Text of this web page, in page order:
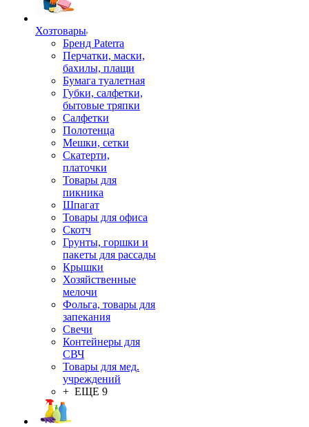
Хозтовары
Бренд Paterra
Перчатки, маски,
бахилы, плащи
Бумага туалетная
Губки, салфетки,
бытовые тряпки
Салфетки
Полотенца
Мешки, сетки
Скатерти,
платочки
Товары для
пикника
Шпагат
Товары для офиса
Скотч
Грунты, горшки и
пакеты для рассады
Крышки
Хозяйственные
мелочи
Фольга, товары для
запекания
Свечи
Контейнеры для
СВЧ
Товары для мед.
учреждений
+ ЕЩЕ 9